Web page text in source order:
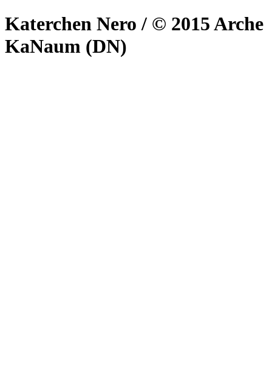
Katerchen Nero / © 2015 Arche
KaNaum (DN)